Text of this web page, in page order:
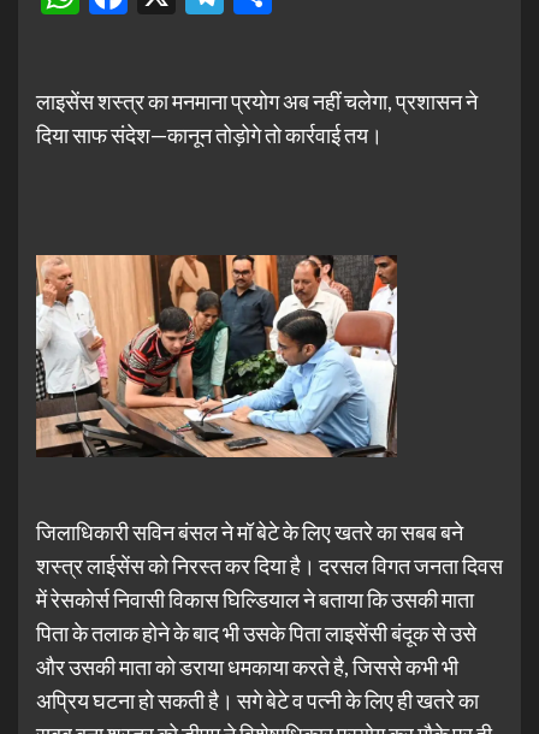
लाइसेंस शस्त्र का मनमाना प्रयोग अब नहीं चलेगा, प्रशासन ने
दिया साफ संदेश—कानून तोड़ोगे तो कार्रवाई तय।
जिलाधिकारी सविन बंसल ने मॉ बेटे के लिए खतरे का सबब बने
शस्त्र लाईसेंस को निरस्त कर दिया है। दरसल विगत जनता दिवस
में रेसकोर्स निवासी विकास घिल्डियाल ने बताया कि उसकी माता
पिता के तलाक होने के बाद भी उसके पिता लाइसेंसी बंदूक से उसे
और उसकी माता को डराया धमकाया करते है, जिससे कभी भी
अप्रिय घटना हो सकती है। सगे बेटे व पत्नी के लिए ही खतरे का